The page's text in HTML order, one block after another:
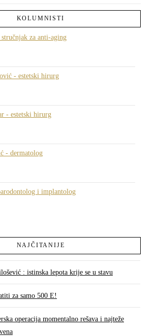
KOLUMNISTI
za anti-aging
- estetski hirurg
- estetski hirurg
- dermatolog
i implantolog
NAJČITANIJE
: istinska lepota krije se u stavu
za samo 500 E!
operacija momentalno rešava i najteže